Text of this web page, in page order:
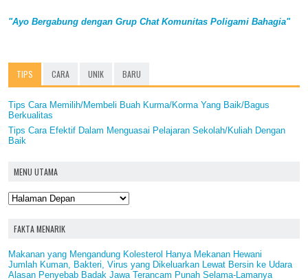
"Ayo Bergabung dengan Grup Chat Komunitas Poligami Bahagia"
TIPS CARA UNIK BARU
Tips Cara Memilih/Membeli Buah Kurma/Korma Yang Baik/Bagus
Berkualitas
Tips Cara Efektif Dalam Menguasai Pelajaran Sekolah/Kuliah Dengan
Baik
MENU UTAMA
FAKTA MENARIK
Makanan yang Mengandung Kolesterol Hanya Mekanan Hewani
Jumlah Kuman, Bakteri, Virus yang Dikeluarkan Lewat Bersin ke Udara
Alasan Penyebab Badak Jawa Terancam Punah Selama-Lamanya